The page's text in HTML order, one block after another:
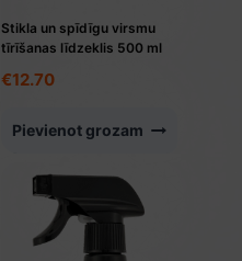
Stikla un spīdīgu virsmu
tīrīšanas līdzeklis 500 ml
€12.70
Pievienot grozam